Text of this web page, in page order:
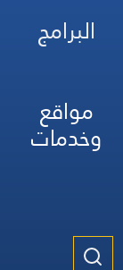
البرامج
مواقع
وخدمات